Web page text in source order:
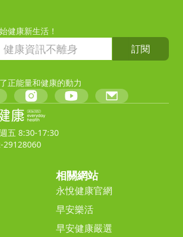
健康新生活！
訂閱
正能量和健康的動力
五 8:30-17:30
29128060
相關網站
永悅健康官網
早安樂活
早安健康嚴選